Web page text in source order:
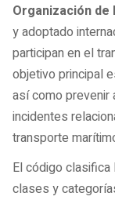
Organización de
y adoptado
participan en el
objetivo principal
así como prevenir
incidentes
transporte
El código
clases y